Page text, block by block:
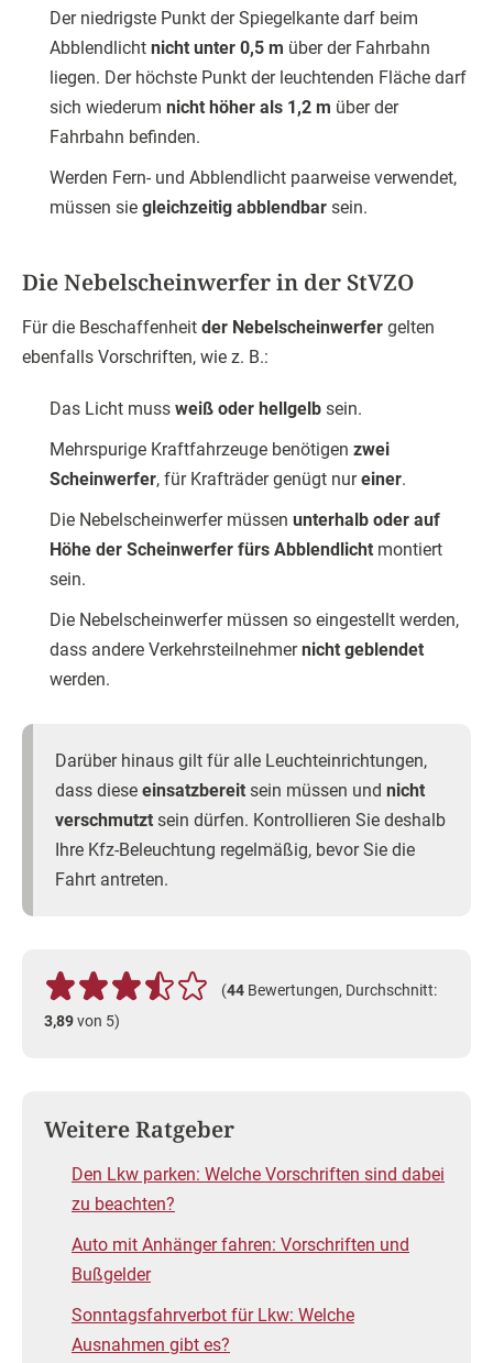
Der niedrigste Punkt der Spiegelkante darf beim
Abblendlicht nicht unter 0,5 m über der Fahrbahn
liegen. Der höchste Punkt der leuchtenden Fläche darf
sich wiederum nicht höher als 1,2 m über der
Fahrbahn befinden.
Werden Fern- und Abblendlicht paarweise verwendet,
müssen sie gleichzeitig abblendbar sein.
Die Nebelscheinwerfer in der StVZO
Für die Beschaffenheit der Nebelscheinwerfer gelten
ebenfalls Vorschriften, wie z. B.:
Das Licht muss weiß oder hellgelb sein.
Mehrspurige Kraftfahrzeuge benötigen zwei
Scheinwerfer, für Krafträder genügt nureiner.
Die Nebelscheinwerfer müssen unterhalb oder auf
Höhe der Scheinwerfer fürs Abblendlicht montiert
sein.
Die Nebelscheinwerfer müssen so eingestellt werden,
dass andere Verkehrsteilnehmernicht geblendet
werden.
Darüber hinaus gilt für alle Leuchteinrichtungen,
dass diese einsatzbereit sein müssen und nicht
verschmutzt sein dürfen. Kontrollieren Sie deshalb
Ihre Kfz-Beleuchtung regelmäßig, bevor Sie die
Fahrt antreten.
(44 Bewertungen, Durchschnitt:
3,89von 5)
Weitere Ratgeber
Den Lkw parken: Welche Vorschriften sind dabei
zu beachten?
Auto mit Anhänger fahren: Vorschriften und
Bußgelder
Sonntagsfahrverbot für Lkw: Welche
Ausnahmen gibt es?